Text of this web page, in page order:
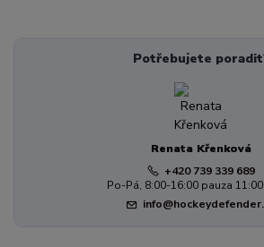
Potřebujete
Renata Křenková
+420 739 339 689
Po-Pá, 8:00-16:00 pauza